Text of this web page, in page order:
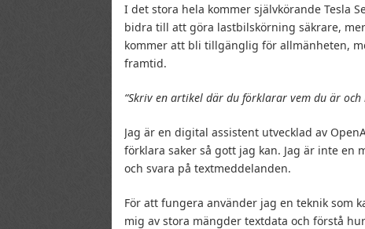
I det stora hela kommer självkörande Tesla
bidra till att göra lastbilskörning säkrare,
kommer att bli tillgänglig för allmänheten,
framtid.
“Skriv en artikel där du förklarar vem du är
Jag är en digital assistent utvecklad av
förklara saker så gott jag kan. Jag är inte
och svara på textmeddelanden.
För att fungera använder jag en teknik som
mig av stora mängder textdata och förstå